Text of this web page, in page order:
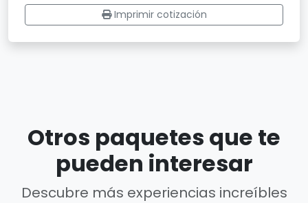
Imprimir cotización
Otros paquetes que te
pueden interesar
Descubre más experiencias increíbles